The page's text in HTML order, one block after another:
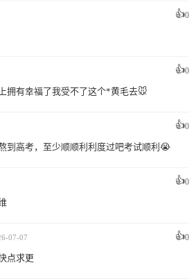
👍0
👍0
拥有幸福了我受不了这个*黄毛去🐭
👍0
到高考，至少顺顺利利度过吧考试顺利😭
👍0
07-07 👍0
点求更